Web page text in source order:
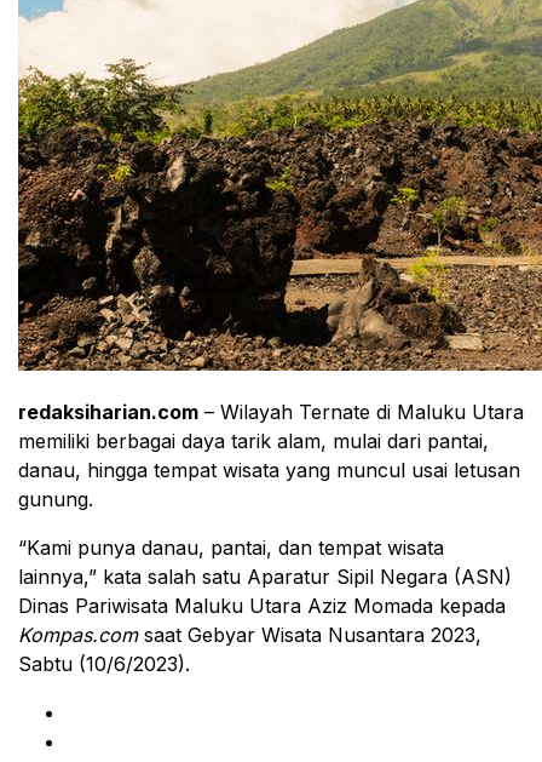
redaksiharian.com – Wilayah Ternate di Maluku Utara
memiliki berbagai daya tarik alam, mulai dari pantai,
danau, hingga tempat wisata yang muncul usai letusan
gunung.
“Kami punya danau, pantai, dan tempat wisata
lainnya,” kata salah satu Aparatur Sipil Negara (ASN)
Dinas Pariwisata Maluku Utara Aziz Momada kepada
Kompas.comsaat Gebyar Wisata Nusantara 2023,
Sabtu (10/6/2023).